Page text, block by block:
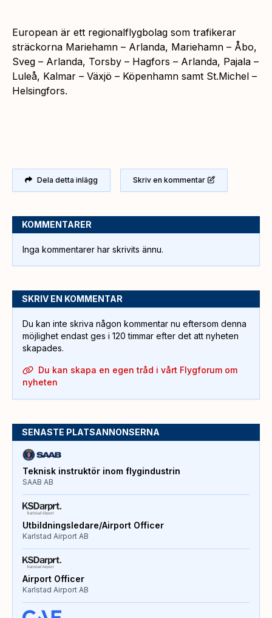
European är ett regionalflygbolag som trafikerar
sträckorna Mariehamn – Arlanda, Mariehamn – Åbo,
Sveg – Arlanda, Torsby – Hagfors – Arlanda, Pajala –
Luleå, Kalmar – Växjö – Köpenhamn samt St.Michel –
Helsingfors.
Dela detta inlägg Skriv en kommentar
KOMMENTARER
Inga kommentarer har skrivits ännu.
SKRIV EN KOMMENTAR
Du kan inte skriva någon kommentar nu eftersom denna
möjlighet endast ges i 120 timmar efter det att nyheten
skapades.
Du kan skapa en egen tråd i vårt Flygforum om
nyheten
SENASTE PLATSANNONSERNA
Teknisk instruktör inom flygindustrin
SAAB AB
Utbildningsledare/Airport Officer
Karlstad Airport AB
Airport Officer
Karlstad Airport AB